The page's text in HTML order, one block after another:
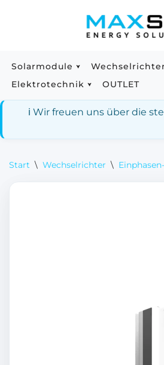
springen
Solarmodule
Elektrotechnik
OUTLET
ℹ️ Wir freuen uns über die
Start \ Wechselrichter \